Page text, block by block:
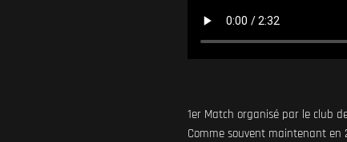
1er Match organisé par le club
Comme souvent maintenant